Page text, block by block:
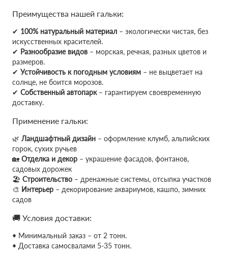
Преимущества нашей гальки:
✔ 100% натуральный материал – экологически чистая, без
искусственных красителей.
✔ Разнообразие видов – морская, речная, разных цветов и
размеров.
✔ Устойчивость к погодным условиям – не выцветает на
солнце, не боится морозов.
✔ Собственный автопарк– гарантируем своевременную
доставку.
Применение гальки:
🌿 Ландшафтный дизайн – оформление клумб, альпийских
горок, сухих ручьев
🏡 Отделка и декор – украшение фасадов, фонтанов,
садовых дорожек
🏖 Строительство – дренажные системы, отсыпка участков
🎨 Интерьер – декорирование аквариумов, кашпо, зимних
садов
🚚 Условия доставки:
• Минимальный заказ – от 2 тонн.
• Доставка самосвалами 5-35 тонн.